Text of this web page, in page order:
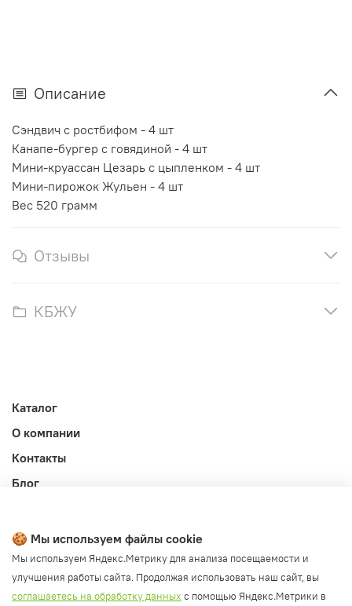
Описание
Сэндвич с ростбифом - 4 шт
Канапе-бургер с говядиной - 4 шт
Мини-круассан Цезарь с цыпленком - 4 шт
Мини-пирожок Жульен - 4 шт
Вес 520 грамм
Отзывы
КБЖУ
Каталог
О компании
Контакты
Блог
Публичная оферта
Политика конфиденциальности и обработки ПД
Согласие на обработку ПД
🍪 Мы используем файлы cookie
Мы используем Яндекс.Метрику для анализа посещаемости и
улучшения работы сайта. Продолжая использовать наш сайт, вы
соглашаетесь на обработку данных с помощью Яндекс.Метрики в